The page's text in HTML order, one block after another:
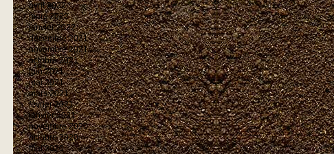
avril 2022
mars 2022
janvier 2022
décembre 2021
novembre 2021
octobre 2021
juin 2021
mai 2021
mars 2021
février 2021
janvier 2021
novembre 2020
octobre 2020
mai 2020